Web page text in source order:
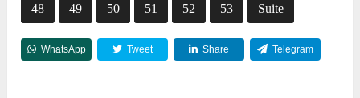
48 49 50 51 52 53 Suite
WhatsApp Tweet Share Telegram